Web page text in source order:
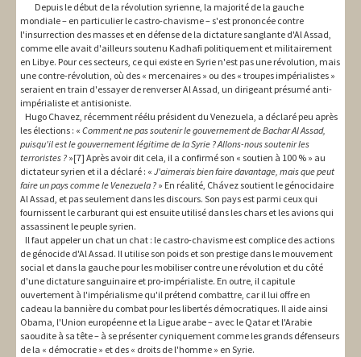
Depuis le début de la révolution syrienne, la majorité de la gauche
mondiale – en particulier le castro-chavisme – s'est prononcée contre
l'insurrection des masses et en défense de la dictature sanglante d'Al Assad,
comme elle avait d'ailleurs soutenu Kadhafi politiquement et militairement
en Libye. Pour ces secteurs, ce qui existe en Syrie n'est pas une révolution, mais
une contre-révolution, où des « mercenaires » ou des « troupes impérialistes »
seraient en train d'essayer de renverser Al Assad, un dirigeant présumé anti-
impérialiste et antisioniste.
Hugo Chavez, récemment réélu président du Venezuela, a déclaré peu après
les élections : « Comment ne pas soutenir le gouvernement de Bachar Al Assad,
puisqu'il est le gouvernement légitime de la Syrie ? Allons-nous soutenir les
terroristes ? »[7] Après avoir dit cela, il a confirmé son « soutien à 100 % » au
dictateur syrien et il a déclaré : « J'aimerais bien faire davantage, mais que peut
faire un pays comme le Venezuela ? » En réalité, Chávez soutient le génocidaire
Al Assad, et pas seulement dans les discours. Son pays est parmi ceux qui
fournissent le carburant qui est ensuite utilisé dans les chars et les avions qui
assassinent le peuple syrien.
Il faut appeler un chat un chat : le castro-chavisme est complice des actions
de génocide d'Al Assad. Il utilise son poids et son prestige dans le mouvement
social et dans la gauche pour les mobiliser contre une révolution et du côté
d'une dictature sanguinaire et pro-impérialiste. En outre, il capitule
ouvertement à l'impérialisme qu'il prétend combattre, car il lui offre en
cadeau la bannière du combat pour les libertés démocratiques. Il aide ainsi
Obama, l'Union européenne et la Ligue arabe – avec le Qatar et l'Arabie
saoudite à sa tête – à se présenter cyniquement comme les grands défenseurs
de la « démocratie » et des « droits de l'homme » en Syrie.